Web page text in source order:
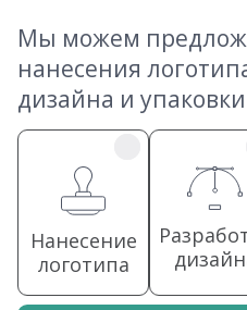
Мы можем
нанесения
дизайна и упаковки
Нанесение
логотипа